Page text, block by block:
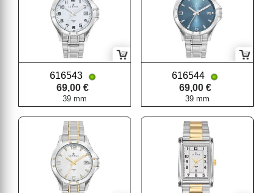
616543
69,00 €
39 mm
616544
69,00 €
39 mm